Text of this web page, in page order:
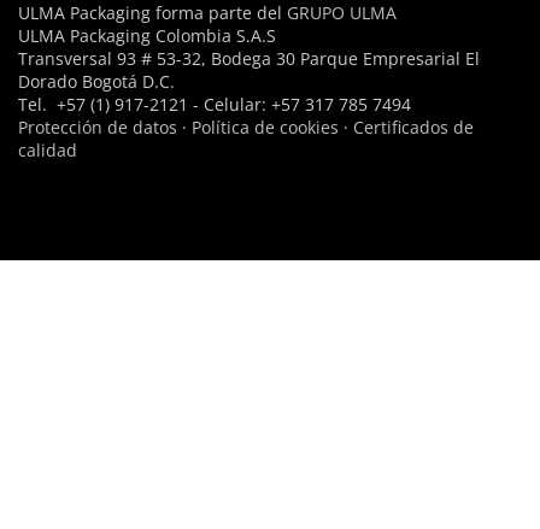
ULMA Packaging forma parte del GRUPO ULMA
ULMA Packaging Colombia S.A.S
Transversal 93 # 53-32, Bodega 30 Parque Empresarial El
Dorado Bogotá D.C.
Tel. +57 (1) 917-2121 - Celular: +57 317 785 7494
Protección de datos · Política de cookies · Certificados de
calidad